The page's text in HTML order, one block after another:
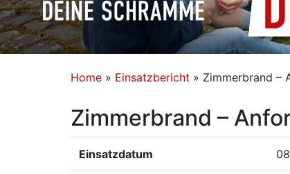
Home » Einsatzbericht » Zimmerbrand –
Zimmerbrand –
Einsatzdatum